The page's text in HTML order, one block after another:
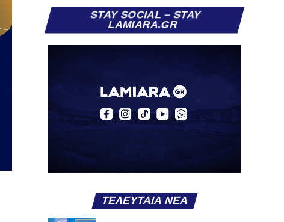
STAY SOCIAL – STAY
LAMIARA.GR
ΤΕΛΕΥΤΑΊΑ ΝΈΑ